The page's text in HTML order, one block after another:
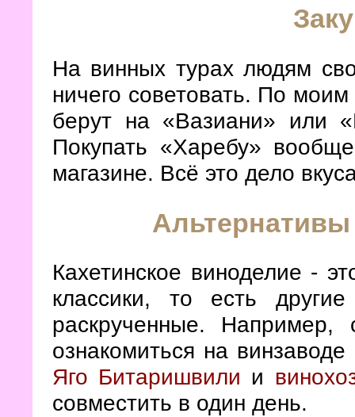
На винных турах людям
ничего советовать. По
берут на «Вазиани» или
Покупать «Харебу»
магазине. Всё это дело
Альтернативы
Кахетинское виноделие -
классики, то есть
раскрученные.
ознакомиться на винзаводе
Яго Битаришвили и
совместить в один день.